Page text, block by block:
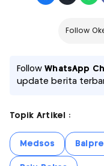
Follow
FollowWhatsApp
update berita
Topik Artikel :
Medsos